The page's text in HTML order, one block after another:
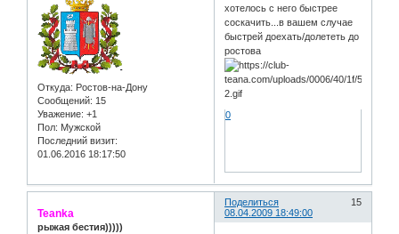
Откуда: Ростов-на-Дону
Сообщений: 15
Уважение: +1
Пол: Мужской
Последний визит:
01.06.2016 18:17:50
хотелось с него быстрее
соскачить...в вашем случае
быстрей доехать/долететь до
ростова
0
Поделиться
15
08.04.2009 18:49:00
Teanka
рыжая бестия)))))